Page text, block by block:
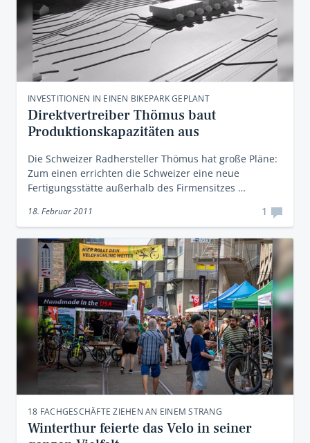
INVESTITIONEN IN EINEN BIKEPARK GEPLANT
Direktvertreiber Thömus baut
Produktionskapazitäten aus
Die Schweizer Radhersteller Thömus hat große Pläne:
Zum einen errichten die Schweizer eine neue
Fertigungsstätte außerhalb des Firmensitzes …
18. Februar 2011 1
18 FACHGESCHÄFTE ZIEHEN AN EINEM STRANG
Winterthur feierte das Velo in seiner